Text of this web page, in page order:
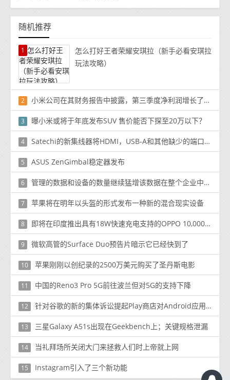
随机推荐
1
怎么打好王者荣耀安琪拉（新手必看安琪拉
玩法攻略）
2 小米公司在其财务报告中披露，第三季度净利润增长了19％
3 曝小米或将于年底发布SUV 售价能否下探至20万以下？
4 Satechi的新集线器将HDMI，USB-A和其他缺少的端口重新连接到Mac和iPad Pro
5 ASUS ZenGimbal稳定器发布
6 管理的数据和设备的数量继续猛增该数据在整个企业中以多种格式存在
7 苹果将在明年以头盔的形式发布一种新的混合现实设备
8 即将在印度推出具有18W快速充电支持的OPPO 10,000mAh移动电源2
9 微软高管的Surface Duo预告片暗示它已经快到了
10 苹果刚刚以创纪录的2500万美元购买了圣丹斯电影
11 中国的Reno3 Pro 5G前往波兰但对5G的支持下降
12 针对谷歌的新的集体诉讼提起Play商店对Android应用分发的垄断
13 三星Galaxy A51s出现在Geekbench上；关键规格泄漏
14 当礼拜场所关闭大门来拯救人们时上帝就上网
15 Instagram引入了三个新功能